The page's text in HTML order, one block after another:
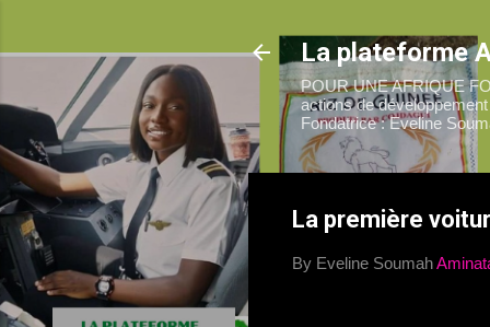
La plateforme
POUR UNE AFRIQUE
actions de
Fondatrice : Eveline
La première
By Eveline Soumah